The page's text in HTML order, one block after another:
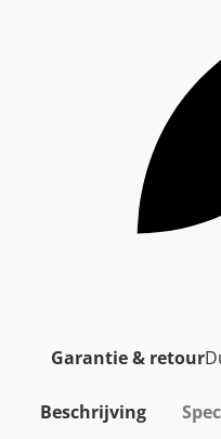
Garantie & retour
Beschrijving